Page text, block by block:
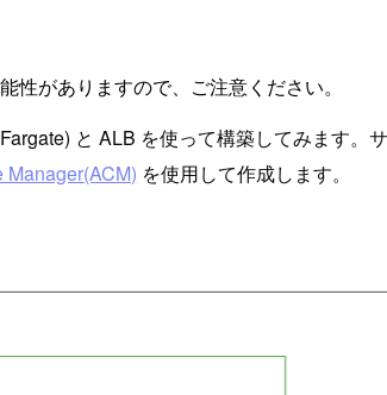
がありますので、ご注意ください。
と ALB を使って構築してみます。
Manager(ACM) を使用して作成します。